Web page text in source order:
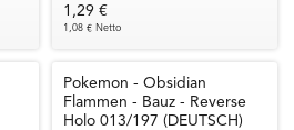
1,29 €
1,08 € Netto
Pokemon - Obsidian
Flammen - Bauz - Reverse
Holo 013/197 (DEUTSCH)